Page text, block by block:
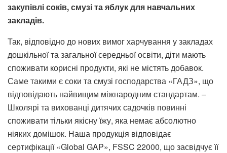
закупівлі соків, смузі та яблук для навчальних
закладів.
Так, відповідно до нових вимог харчування у закладах
дошкільної та загальної середньої освіти, діти мають
споживати корисні продукти, які не містять добавок.
Саме такими є соки та смузі господарства «ГАДЗ», що
відповідають найвищим міжнародним стандартам. –
Школярі та вихованці дитячих садочків повинні
споживати тільки якісну їжу, яка немає абсолютно
ніяких домішок. Наша продукція відповідає
сертифікації «Global GAP», FSSC 22000, що засвідчує її